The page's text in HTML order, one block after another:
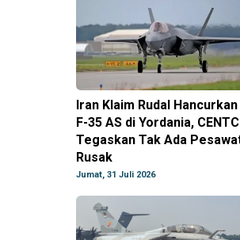
Iran Klaim Rudal
F-35 AS di Yordania,
Tegaskan Tak Ada
Rusak
Jumat, 31 Juli 2026